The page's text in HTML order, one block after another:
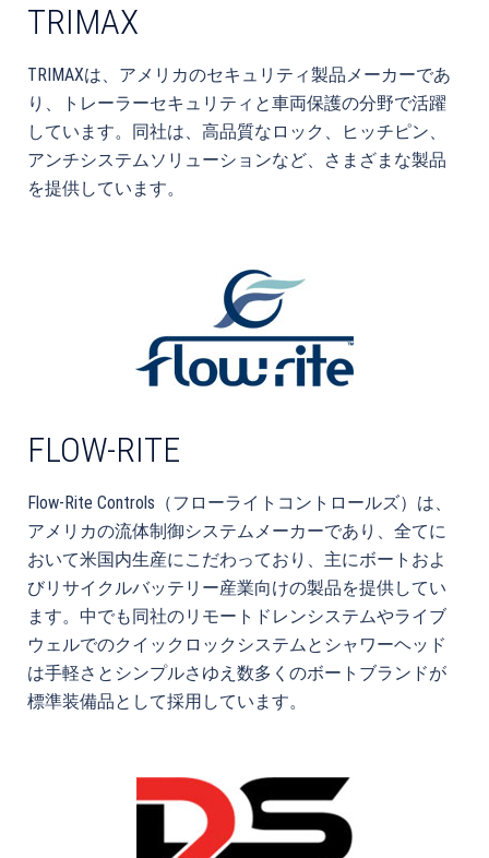
TRIMAX
TRIMAXは、アメリカのセキュリティ製品メーカーであ
り、トレーラーセキュリティと車両保護の分野で活躍
しています。同社は、高品質なロック、ヒッチピン、
アンチシステムソリューションなど、さまざまな製品
を提供しています。
FLOW-RITE
Flow-Rite Controls（フローライトコントロールズ）は、
アメリカの流体制御システムメーカーであり、全てに
おいて米国内生産にこだわっており、主にボートおよ
びリサイクルバッテリー産業向けの製品を提供してい
ます。中でも同社のリモートドレンシステムやライブ
ウェルでのクイックロックシステムとシャワーヘッド
は手軽さとシンプルさゆえ数多くのボートブランドが
標準装備品として採用しています。